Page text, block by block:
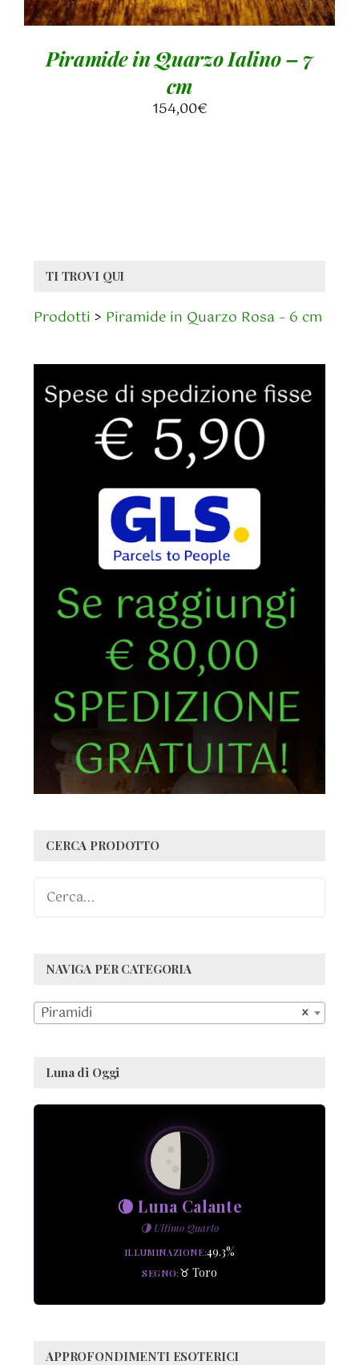
Piramide in Quarzo Ialino – 7
cm
154,00€
TI TROVI QUI
Prodotti > Piramide in Quarzo Rosa – 6 cm
CERCA PRODOTTO
NAVIGA PER CATEGORIA
×
Piramidi
Luna di Oggi
🌘 Luna Calante
🌗 Ultimo Quarto
ILLUMINAZIONE 49.3%
SEGNO ♉ Toro
APPROFONDIMENTI ESOTERICI